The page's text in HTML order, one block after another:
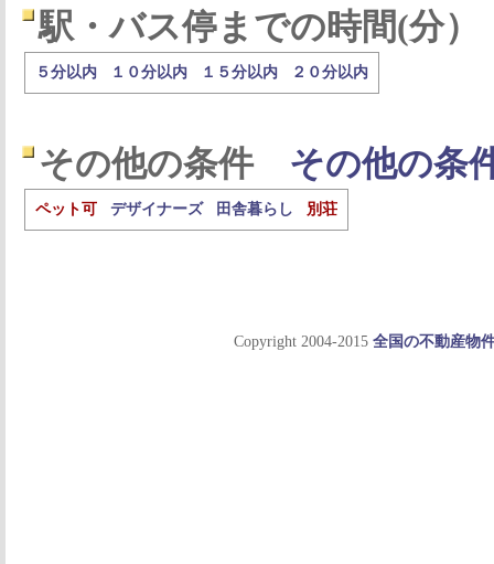
駅・バス停までの時間(分）
５分以内 １０分以内 １５分以内 ２０分以内
その他の条件 その他の条
ペット可 デザイナーズ 田舎暮らし 別荘
Copyright 2004-2015 全国の不動産物